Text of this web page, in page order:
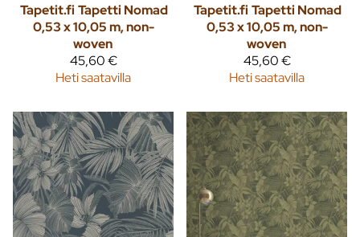
Tapetit.fiTapetti Nomad
0,53 x 10,05 m, non-
woven
45,60 €
Heti saatavilla
Tapetit.fiTapetti Nomad
0,53 x 10,05 m, non-
woven
45,60 €
Heti saatavilla